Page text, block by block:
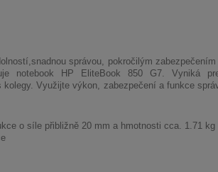
správou, pokročilým
notebook HP EliteBook 850 G7. Vyniká
Využijte výkon, zabezpečení a funkce
o síle přibližně 20 mm a hmotnosti cca. 1.71 kg